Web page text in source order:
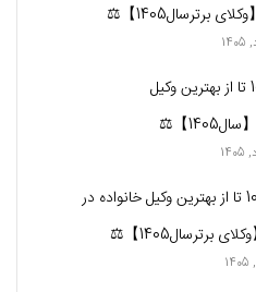
برترسال1405】⚖️
معرفی10 تا از بهترین وکیل
】⚖️
معرفی 10 تا از بهترین وکیل خانواده در
برترسال1405】⚖️